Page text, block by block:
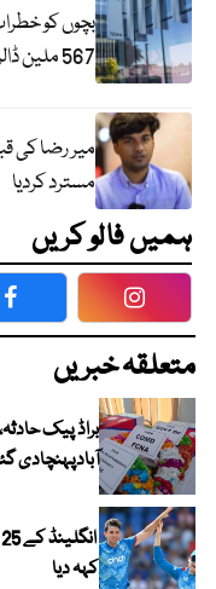
بچوں کو
567 ملین ڈالر جرمانہ
میر رضا کی
مسترد کردیا
ہمیں فالو کریں
Facebook
متعلقہ خبریں
آبادپہنچادی
کہہ دیا